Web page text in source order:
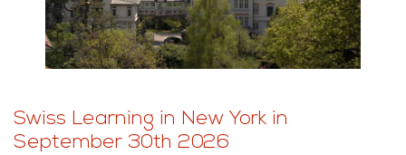
Swiss Learning in New York in
September 30th 2026